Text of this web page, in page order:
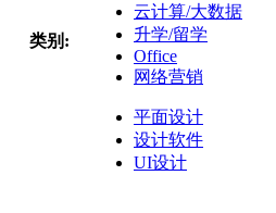
类别:
云计算/大数据
升学/留学
Office
网络营销
平面设计
设计软件
UI设计